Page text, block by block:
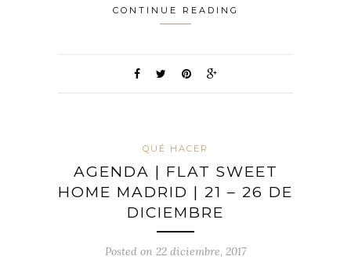
CONTINUE READING
QUÉ HACER
AGENDA | FLAT SWEET
HOME MADRID | 21 – 26 DE
DICIEMBRE
Posted on 22 diciembre, 2017